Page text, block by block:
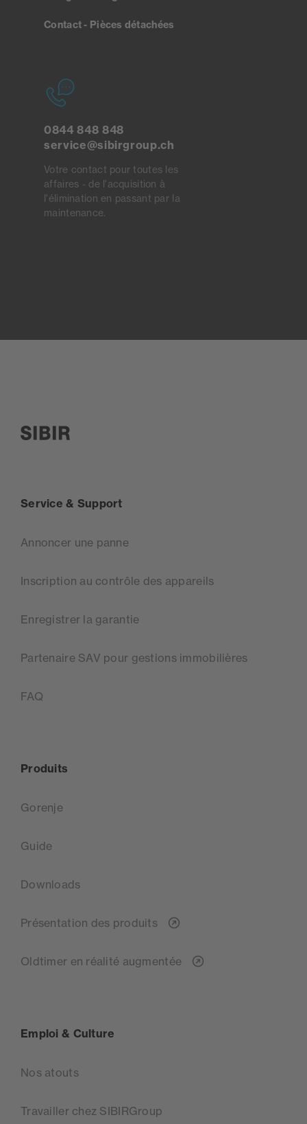
Contact - Pièces détachées
0844 848 848
service@sibirgroup.ch
Votre contact pour toutes les
affaires - de l'acquisition à
l'élimination en passant par la
maintenance.
Service & Support
Annoncer une panne
Inscription au contrôle des appareils
Enregistrer la garantie
Partenaire SAV pour gestions immobilières
FAQ
Produits
Gorenje
Guide
Downloads
Présentation des produits
Oldtimer en réalité augmentée
Emploi & Culture
Nos atouts
Travailler chez SIBIRGroup